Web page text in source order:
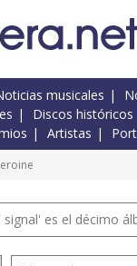
musicales
Discos históricos
Artistas
signal' es el décimo